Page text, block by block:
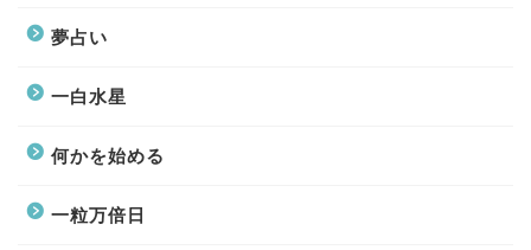
夢占い
一白水星
何かを始める
一粒万倍日